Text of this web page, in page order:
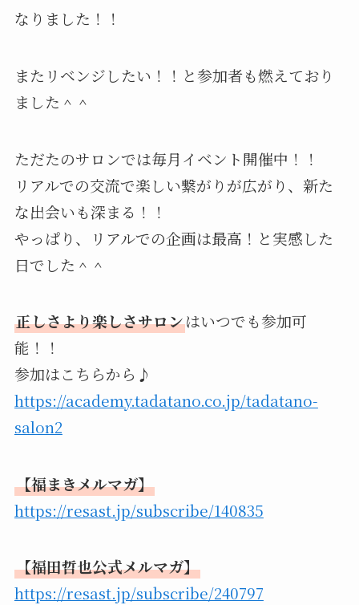
なりました！！
またリベンジしたい！！と参加者も燃えており
ました＾＾
ただたのサロンでは毎月イベント開催中！！
リアルでの交流で楽しい繋がりが広がり、新た
な出会いも深まる！！
やっぱり、リアルでの企画は最高！と実感した
日でした＾＾
正しさより楽しさサロンはいつでも参加可
能！！
参加はこちらから♪
https://academy.tadatano.co.jp/tadatano-
salon2
【福まきメルマガ】
https://resast.jp/subscribe/140835
【福田哲也公式メルマガ】
https://resast.jp/subscribe/240797